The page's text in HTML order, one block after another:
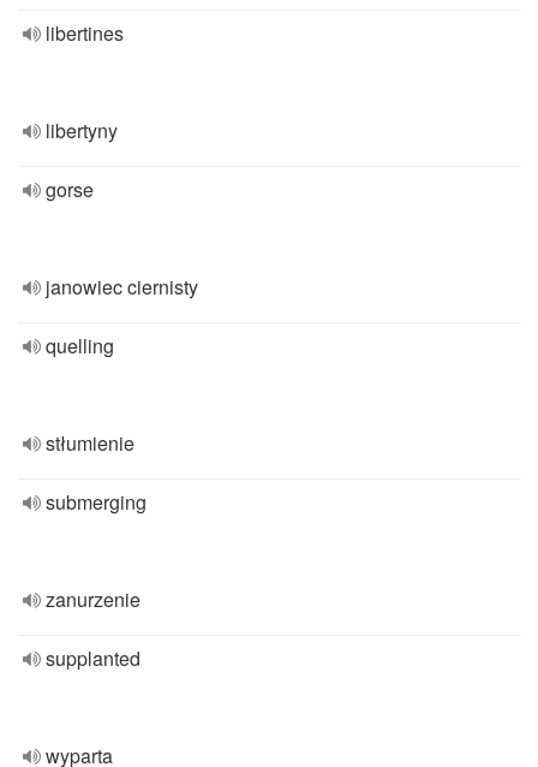
libertines
libertyny
gorse
janowiec ciernisty
quelling
stłumienie
submerging
zanurzenie
supplanted
wyparta